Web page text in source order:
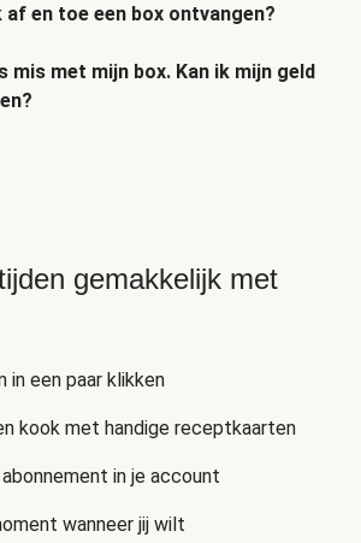
af en toe een box ontvangen?
mis met mijn box. Kan ik mijn geld
gemakkelijk met
in een paar klikken
kook met handige receptkaarten
in je account
wanneer jij wilt